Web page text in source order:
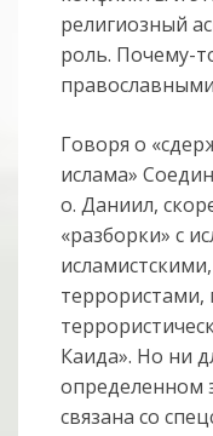
религиозный
роль. Почему-
Говоря о
ислама»
о. Даниил,
«разборки» с
террористами,
Каида». Но ни
определенном
связана со